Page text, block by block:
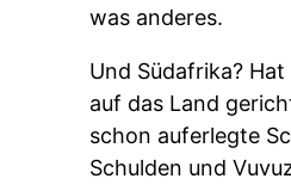
was anderes.
Und Südafrika?
auf das Land
schon auferlegte
Schulden und